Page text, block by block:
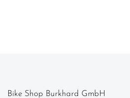
Bike Shop Burkhard GmbH